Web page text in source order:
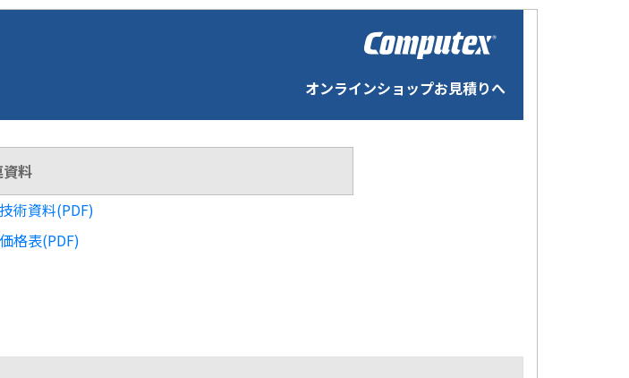
オンラインショップお見積りへ
料
技術資料(PDF)
価格表(PDF)